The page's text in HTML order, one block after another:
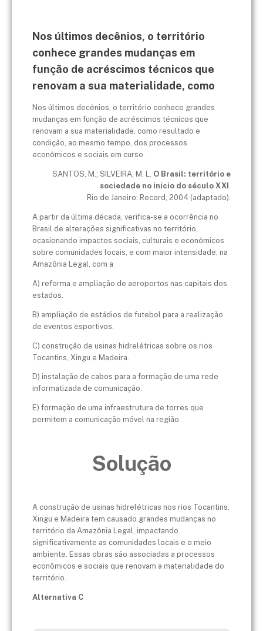
Nos últimos decênios, o território
conhece grandes mudanças em
função de acréscimos técnicos que
renovam a sua materialidade, como
Nos últimos decênios, o território conhece grandes
mudanças em função de acréscimos técnicos que
renovam a sua materialidade, como resultado e
condição, ao mesmo tempo, dos processos
econômicos e sociais em curso.
SANTOS, M.; SILVEIRA; M. L. O Brasil: território e
sociedade no início do século XXI .
Rio de Janeiro: Record, 2004 (adaptado).
A partir da última década, verifica-se a ocorrência no
Brasil de alterações significativas no território,
ocasionando impactos sociais, culturais e econômicos
sobre comunidades locais, e com maior intensidade, na
Amazônia Legal, com a
A) reforma e ampliação de aeroportos nas capitais dos
estados.
B) ampliação de estádios de futebol para a realização
de eventos esportivos.
C) construção de usinas hidrelétricas sobre os rios
Tocantins, Xingu e Madeira.
D) instalação de cabos para a formação de uma rede
informatizada de comunicação.
E) formação de uma infraestrutura de torres que
permitem a comunicação móvel na região.
Solução
A construção de usinas hidrelétricas nos rios Tocantins,
Xingu e Madeira tem causado grandes mudanças no
território da Amazônia Legal, impactando
significativamente as comunidades locais e o meio
ambiente. Essas obras são associadas a processos
econômicos e sociais que renovam a materialidade do
território.
Alternativa C